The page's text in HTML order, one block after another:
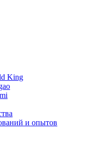
King
и опытов